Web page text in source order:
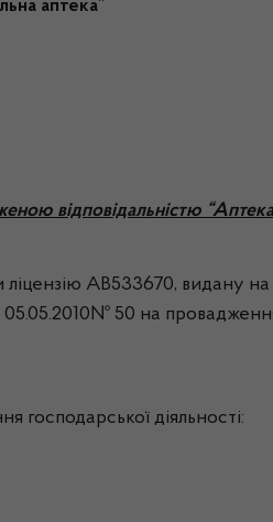
аптека”
відповідальністю
АВ533670, видану на
05.05.2010№ 50 на провадження
господарської діяльності: